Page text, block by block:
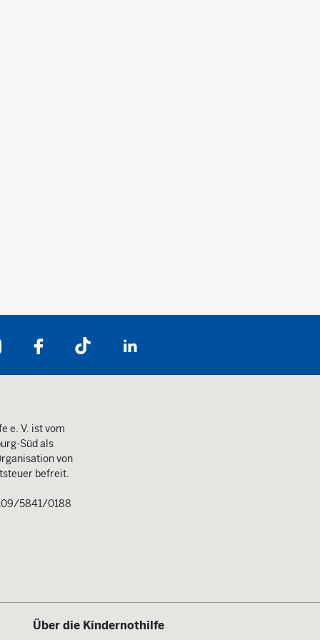
e. V. ist vom
Süd als
von
befreit.
5841/0188
Über die Kindernothilfe